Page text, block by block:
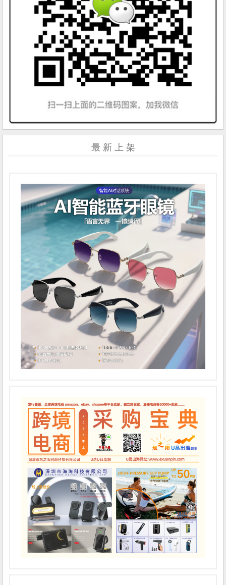
最 新 上 架